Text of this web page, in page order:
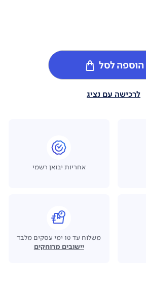
הוספה לסל
לרכישה עם נציג
אחריות יבואן רשמי
משלוח עד 10 ימי עסקים מלבד
יישובים מרוחקים